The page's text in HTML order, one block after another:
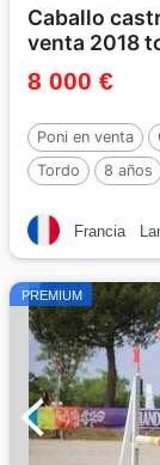
Caballo
venta 2018
8 000 €
Poni en venta
Tordo
8 años
Francia
PREMIUM